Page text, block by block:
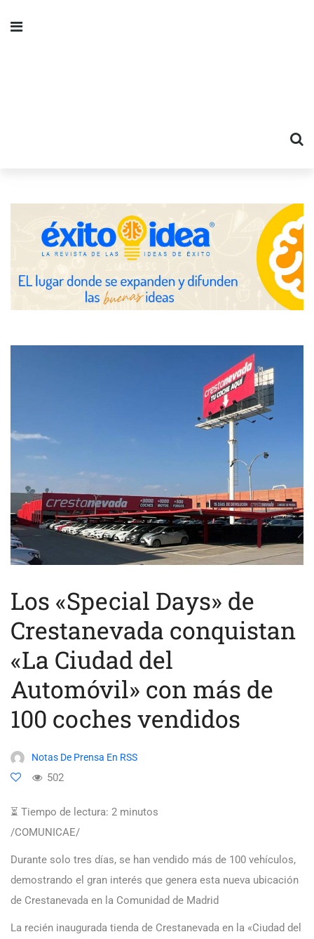
Los «Special Days» de
Crestanevada conquistan
«La Ciudad del
Automóvil» con más de
100 coches vendidos
Notas De Prensa En RSS
502
⏳ Tiempo de lectura: 2 minutos
/COMUNICAE/
Durante solo tres días, se han vendido más de 100 vehículos,
demostrando el gran interés que genera esta nueva ubicación
de Crestanevada en la Comunidad de Madrid
La recién inaugurada tienda de Crestanevada en la «Ciudad del